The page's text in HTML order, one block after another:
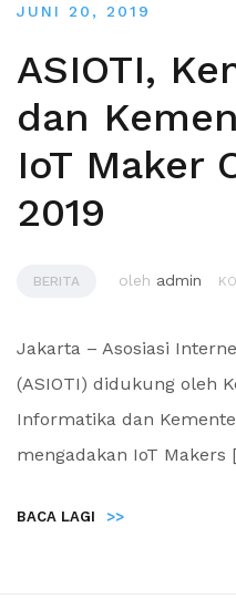
JUNI 20, 2019
ASIOTI,
dan
IoT Maker
2019
BERITA oleh admin
Jakarta – Asosiasi
(ASIOTI) didukung oleh
Informatika dan
mengadakan IoT Makers
BACA LAGI >>